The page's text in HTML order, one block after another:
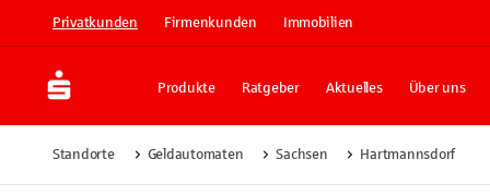
Privatkunden Firmenkunden Immobilien
Produkte Ratgeber Aktuelles Über uns
Standorte Geldautomaten Sachsen Hartmannsdorf